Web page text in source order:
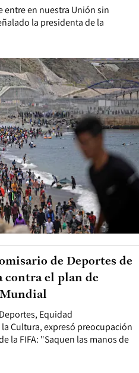
en nuestra Unión sin
la presidenta de la
Equidad
Cultura, expresó preocupación
la FIFA: "Saquen las manos de
de Deportes de
contra el plan de